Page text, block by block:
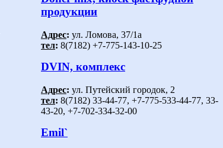
продукции
Адрес: ул. Ломова, 37/1а
тел: 8(7182) +7-775-143-10-25
DVIN, комплекс
Адрес: ул. Путейский городок, 2
тел: 8(7182) 33-44-77, +7-775-533-44-77, 33-
43-20, +7-702-334-32-00
Emil`